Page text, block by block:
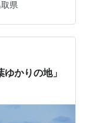
湖の上に造ら
う演出も相ま
ます🌉 実際に
時間帯による
景色を楽しめ
県
かりの地」